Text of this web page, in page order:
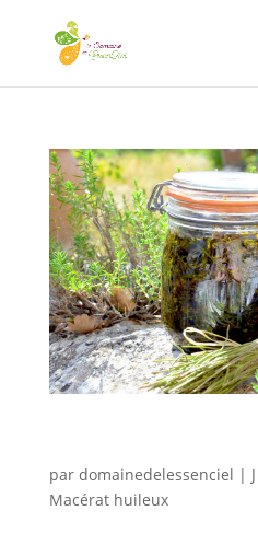
par domainedelessenciel |
Macérat huileux